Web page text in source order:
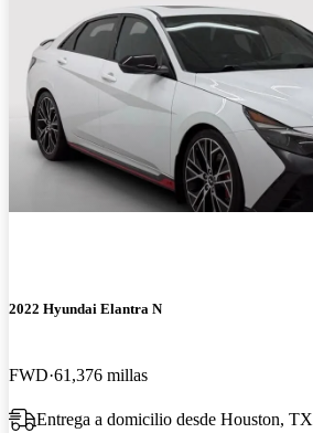
2022 Hyundai Elantra N
FWD 61,376 millas
Entrega a domicilio desde Houston, TX